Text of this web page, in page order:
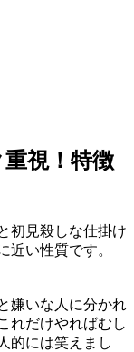
視！特徴
初見殺しな仕掛け
近い性質です。
嫌いな人に分かれ
れだけやればむし
的には笑えまし